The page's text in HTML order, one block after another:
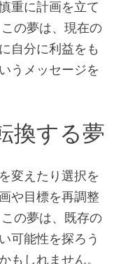
重に計画を立て
の夢は、現在の
自分に利益をも
うメッセージを
換する夢
変えたり選択を
や目標を再調整
の夢は、既存の
可能性を探ろう
もしれません。